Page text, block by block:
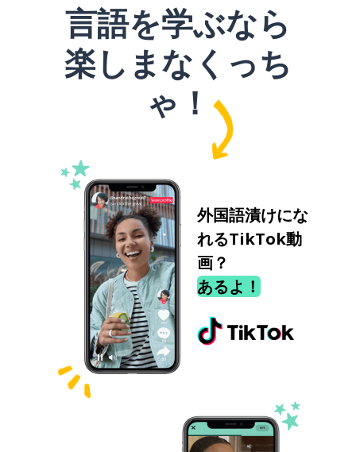
言語を学ぶなら
楽しまなくっち
ゃ！
外国語漬けにな
れるTikTok動
画？
あるよ！